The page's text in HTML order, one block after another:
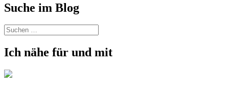
Suche im Blog
Suchen
nach:
Ich nähe für und mit